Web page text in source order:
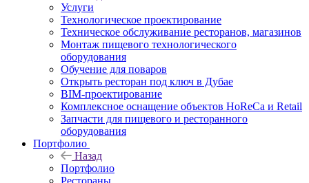
Услуги
Технологическое проектирование
Техническое обслуживание ресторанов, магазинов
Монтаж пищевого технологического
оборудования
Обучение для поваров
Открыть ресторан под ключ в Дубае
BIM-проектирование
Комплексное оснащение объектов HoReCa и Retail
Запчасти для пищевого и ресторанного
оборудования
Портфолио
Назад
Портфолио
Рестораны